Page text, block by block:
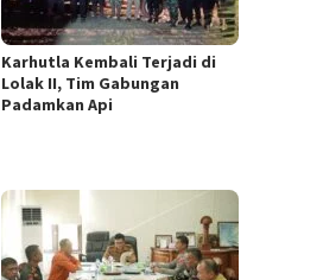
Karhutla Kembali Terjadi di
Lolak II, Tim Gabungan
Padamkan Api